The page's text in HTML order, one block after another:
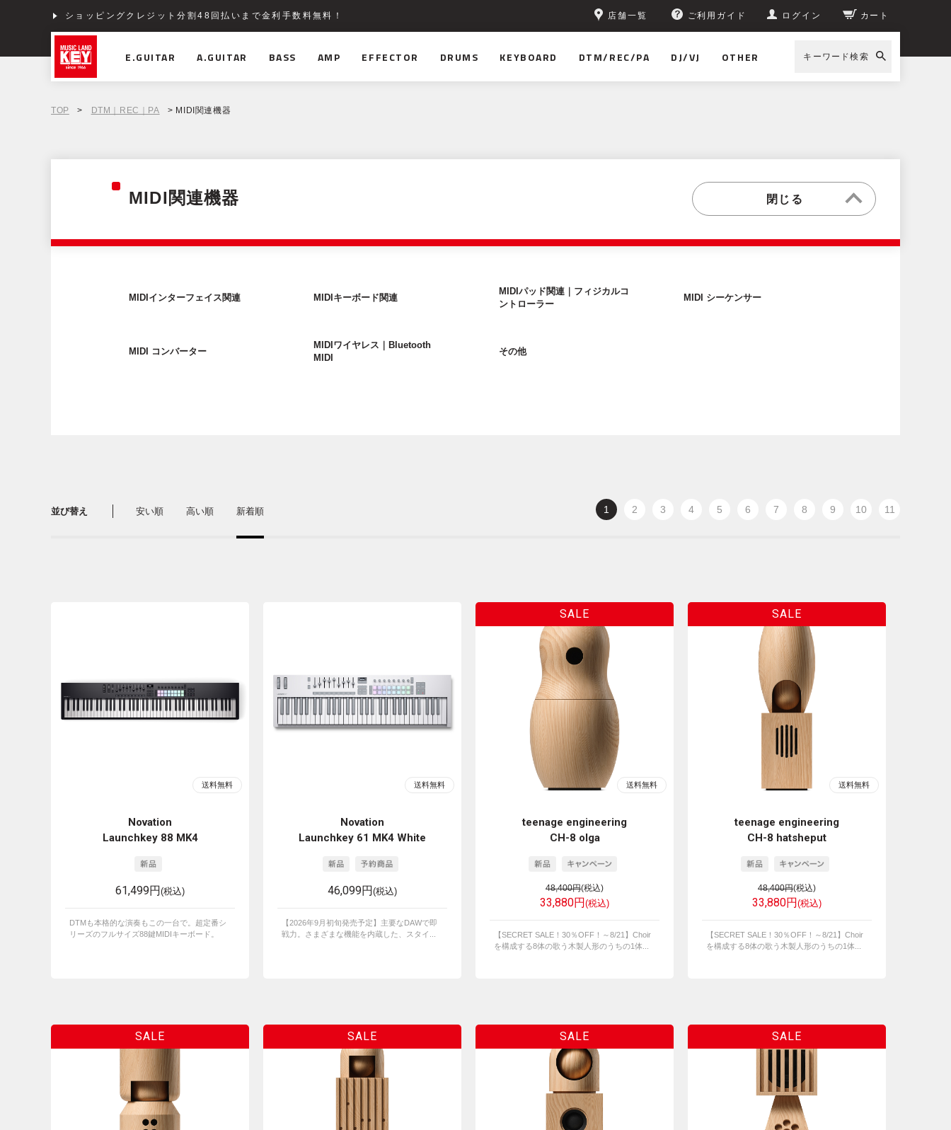
ショッピングクレジット分割48回払いまで金利手数料無料！ 店舗一覧 ご利用ガイド ログイン カート
E.GUITAR A.GUITAR BASS AMP EFFECTOR DRUMS KEYBOARD DTM/REC/PA DJ/VJ OTHER キーワード検索
TOP > DTM｜REC｜PA > MIDI関連機器
MIDI関連機器
MIDIインターフェイス関連 MIDIキーボード関連
MIDIパッド関連｜フィジカルコ
ントローラー
MIDI シーケンサー
MIDI コンバーター
MIDIワイヤレス｜Bluetooth
MIDI
その他
並び替え 安い順 高い順 新着順 1 2 3 4 5 6 7 8 9 10 11
Novation
Launchkey 88 MK4
61,499円(税込)
DTMも本格的な演奏もこの一台で。超定番シ
リーズのフルサイズ88鍵MIDIキーボード。
Novation
Launchkey 61 MK4 White
46,099円(税込)
【2026年9月初旬発売予定】主要なDAWで即
戦力。さまざまな機能を内蔵した、スタイ...
teenage engineering
CH-8 olga
48,400円(税込)
33,880円(税込)
【SECRET SALE！30％OFF！～8/21】Choir
を構成する8体の歌う木製人形のうちの1体...
teenage engineering
CH-8 hatsheput
48,400円(税込)
33,880円(税込)
【SECRET SALE！30％OFF！～8/21】Choir
を構成する8体の歌う木製人形のうちの1体...